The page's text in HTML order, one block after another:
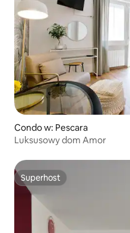
Condo w: Pescara
Luksusowy dom Amor
Superhost
Superhost